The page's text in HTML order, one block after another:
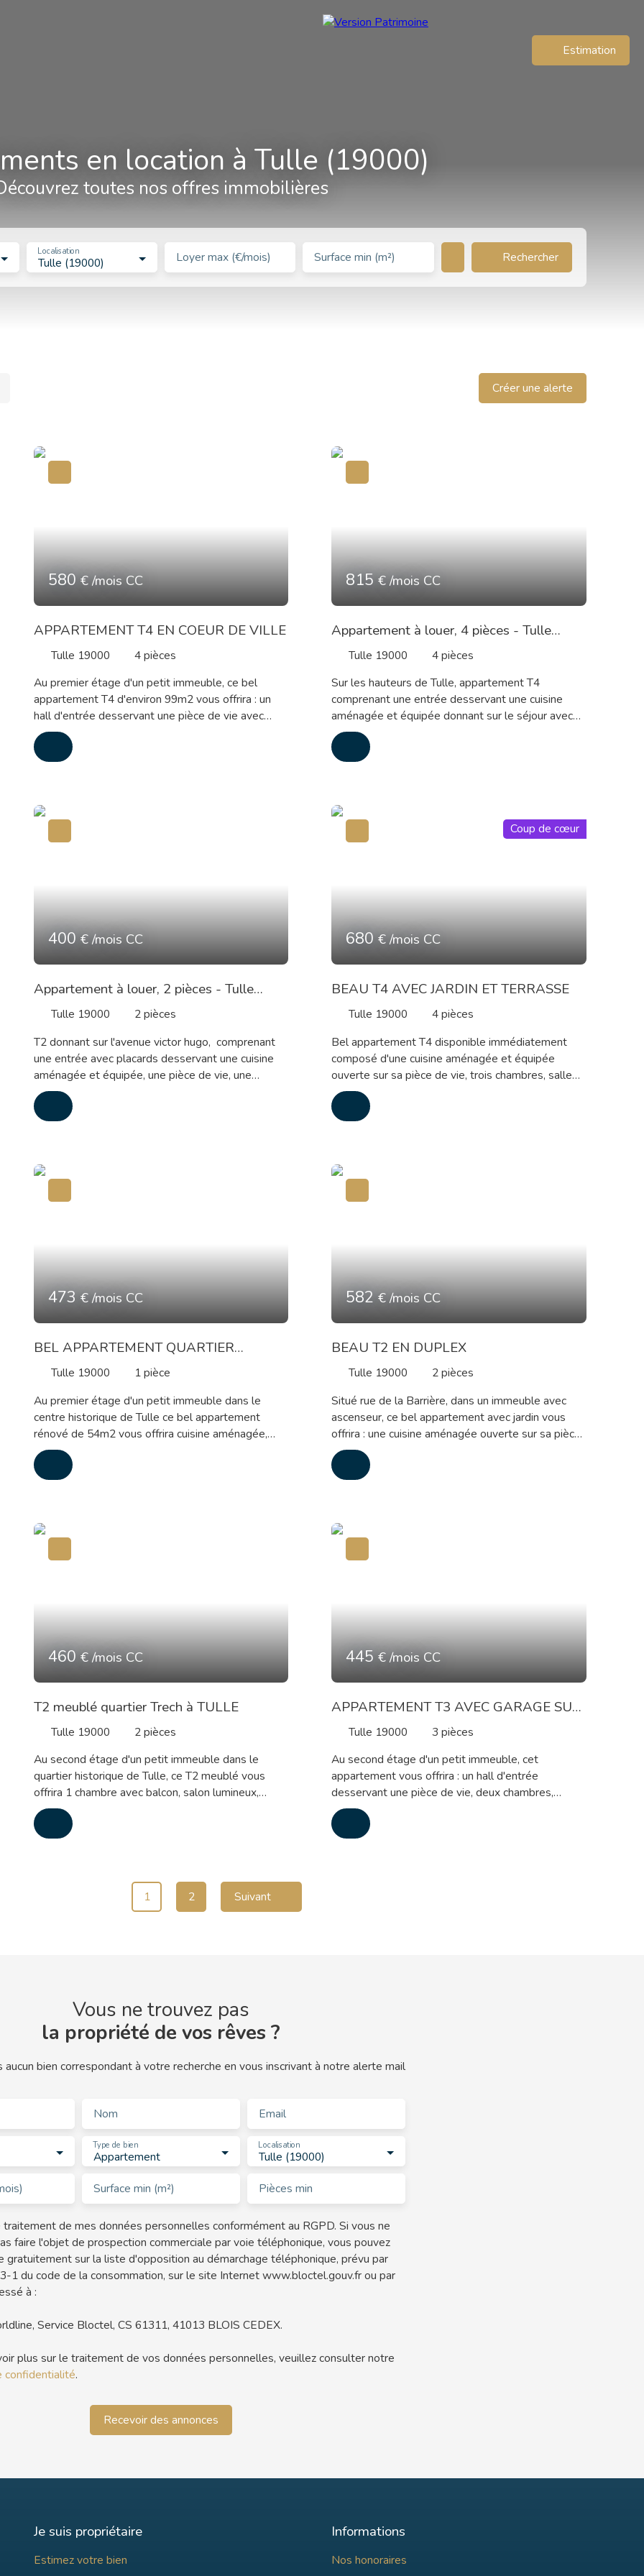
Estimation
en location à Tulle (19000)
toutes nos offres immobilières
Tulle (19000)
Localisation Loyer max (€/mois) Surface min (m²) Rechercher
Créer une alerte
580€ /mois CC
APPARTEMENT T4 EN COEUR DE VILLE
Tulle 19000 4pièces
Au premier étage d'un petit immeuble, ce bel
appartement T4 d'environ 99m2 vous offrira : un
hall d'entrée desservant une pièce de vie avec
balcon, une cuisine aménagée et équipée, 3
chambres, salle d'eau et WC. Disponible
immédiatement. Chauffage gaz de ville Loyer : 550
communes et l'entretien de la chaudière.
815€ /mois CC
Appartement à louer, 4 pièces - Tulle
19000
Tulle 19000 4pièces
Sur les hauteurs de Tulle, appartement T4
comprenant une entrée desservant une cuisine
aménagée et équipée donnant sur le séjour avec
une ouverture type passe plat, 3 chambres, salle
d'eau et wc. Vous profiterez également d'une
grande terrasse, d'un jardin, d'un garage et d'une
calme de Tulle Disponible au 1er octobre 2026.
Pour plus de renseignements ou une éventuelle
400€ /mois CC
Appartement à louer, 2 pièces - Tulle
19000
Tulle 19000 2pièces
T2 donnant sur l'avenue victor hugo, comprenant
une entrée avec placards desservant une cuisine
aménagée et équipée, une pièce de vie, une
chambre, et une salle d'eau avec wc. Location vide
avec prêt de meubles, pas de vaisselle fournie.
Disponible au 15 Aout Loyer : 375 euros + 25
680€ /mois CC
Coup de cœur
BEAU T4 AVEC JARDIN ET TERRASSE
Tulle 19000 4pièces
Bel appartement T4 disponible immédiatement
composé d'une cuisine aménagée et équipée
ouverte sur sa pièce de vie, trois chambres, salle
d'eau, wc et cellier. Le bien dispose d'un jardin et
d'une terrasse. Chauffage au gaz de ville Loyer :
650 euros. +30 euros de charges
473€ /mois CC
BEL APPARTEMENT QUARTIER
HISTORIQUE DE TULLE
Tulle 19000 1pièce
Au premier étage d'un petit immeuble dans le
centre historique de Tulle ce bel appartement
rénové de 54m2 vous offrira cuisine aménagée,
espace de vie et salle de bains. Chauffage gaz de
ville Loyer : 450 euros +23 euros de charges
582€ /mois CC
BEAU T2 EN DUPLEX
Tulle 19000 2pièces
Situé rue de la Barrière, dans un immeuble avec
ascenseur, ce bel appartement avec jardin vous
offrira : une cuisine aménagée ouverte sur sa pièce
de vie avec accès sur le jardin, wc. Et à l'étage : une
chambre, un bureau, salle d'eau avec wc et espace
mezzanine. Chauffage électrique Loyer : 520 euros
460€ /mois CC
T2 meublé quartier Trech à TULLE
Tulle 19000 2pièces
Au second étage d'un petit immeuble dans le
quartier historique de Tulle, ce T2 meublé vous
offrira 1 chambre avec balcon, salon lumineux,
cuisine aménagée et équipée avec lave-linge, salle
de bains avec wcLibre au 2 mai 2026 Chauffage
gaz de ville Loyer 430 euros + 30 euros de
VACHER 06. 73. 83. 86. 42
445€ /mois CC
APPARTEMENT T3 AVEC GARAGE SUR
LES HAUTEURS DE TULLE
Tulle 19000 3pièces
Au second étage d'un petit immeuble, cet
appartement vous offrira : un hall d'entrée
desservant une pièce de vie, deux chambres,
cuisine aménagée, salle d'eau et wc. Le bien
dispose également d'un garage. Chauffage au gaz
de ville, double vitrage. Les informations sur les
1
2 Suivant
Vous ne trouvez pas
la propriété de vos rêves ?
aucun bien correspondant à votre recherche en vous inscrivant à notre alerte mail
Nom Email
Appartement
Type de bien
Tulle (19000)
Localisation
Surface min (m²) Pièces min
traitement de mes données personnelles conformément au RGPD. Si vous ne
faire l'objet de prospection commerciale par voie téléphonique, vous pouvez
gratuitement sur la liste d'opposition au démarchage téléphonique, prévu par
1 du code de la consommation, sur le site Internet www.bloctel.gouv.fr ou par
à :
Service Bloctel, CS 61311, 41013 BLOIS CEDEX.
plus sur le traitement de vos données personnelles, veuillez consulter notre
confidentialité.
Recevoir des annonces
Je suis propriétaire
Estimez votre bien
Informations
Nos honoraires